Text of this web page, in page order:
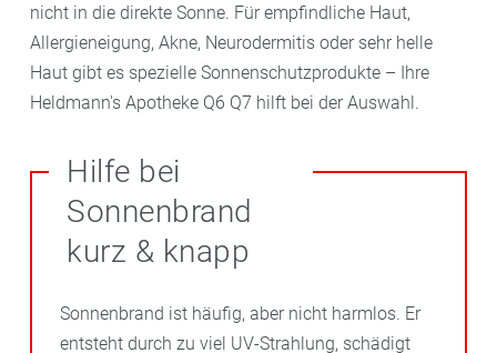
nicht in die direkte Sonne. Für empfindliche Haut,
Allergieneigung, Akne, Neurodermitis oder sehr helle
Haut gibt es spezielle Sonnenschutzprodukte – Ihre
Heldmann's Apotheke Q6 Q7 hilft bei der Auswahl.
Hilfe bei
Sonnenbrand
kurz & knapp
Sonnenbrand ist häufig, aber nicht harmlos. Er
entsteht durch zu viel UV-Strahlung, schädigt